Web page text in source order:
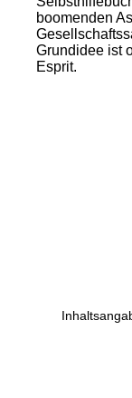
boomenden
Grundidee ist
Esprit.